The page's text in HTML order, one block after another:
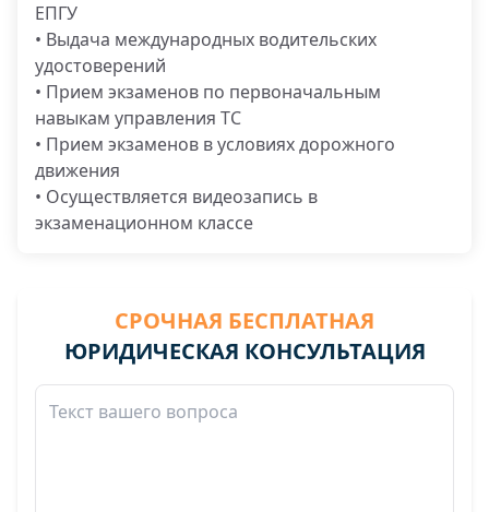
ЕПГУ
• Выдача международных водительских
удостоверений
• Прием экзаменов по первоначальным
навыкам управления ТС
• Прием экзаменов в условиях дорожного
движения
• Осуществляется видеозапись в
экзаменационном классе
СРОЧНАЯ БЕСПЛАТНАЯ
ЮРИДИЧЕСКАЯ КОНСУЛЬТАЦИЯ